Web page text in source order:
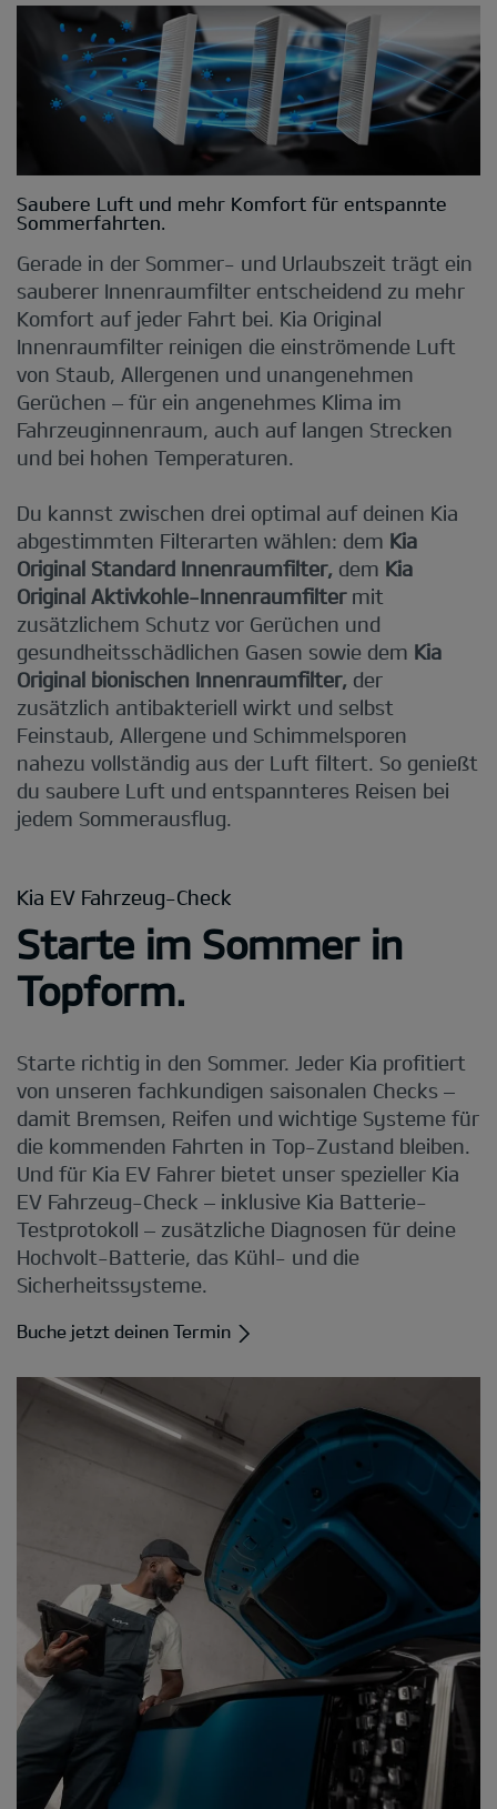
Saubere Luft und mehr Komfort für entspannte
Sommerfahrten.
Gerade in der Sommer- und Urlaubszeit trägt ein
sauberer Innenraumfilter entscheidend zu mehr
Komfort auf jeder Fahrt bei. Kia Original
Innenraumfilter reinigen die einströmende Luft
von Staub, Allergenen und unangenehmen
Gerüchen – für ein angenehmes Klima im
Fahrzeuginnenraum, auch auf langen Strecken
und bei hohen Temperaturen.
Du kannst zwischen drei optimal auf deinen Kia
abgestimmten Filterarten wählen: dem Kia
Original Standard Innenraumfilter, dem Kia
Original Aktivkohle-Innenraumfiltermit
zusätzlichem Schutz vor Gerüchen und
gesundheitsschädlichen Gasen sowie dem Kia
Original bionischen Innenraumfilter, der
zusätzlich antibakteriell wirkt und selbst
Feinstaub, Allergene und Schimmelsporen
nahezu vollständig aus der Luft filtert. So genießt
du saubere Luft und entspannteres Reisen bei
jedem Sommerausflug.